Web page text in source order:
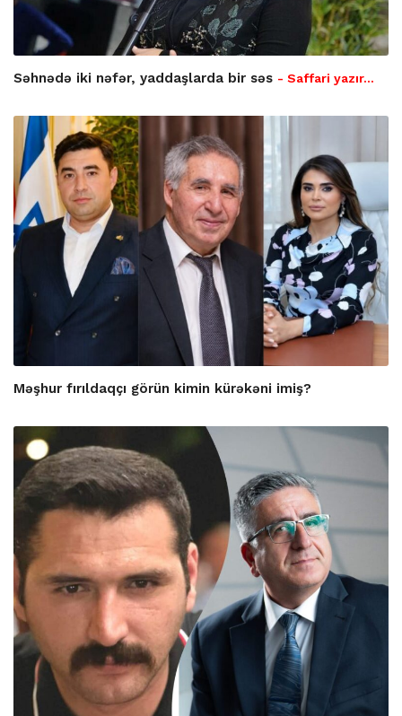
Səhnədə iki nəfər, yaddaşlarda bir səs - Saffari yazır…
Məşhur fırıldaqçı görün kimin kürəkəni imiş?